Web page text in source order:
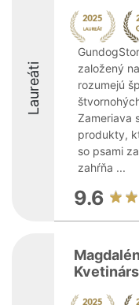
Laureáti
založený
rozumejú
Zameriava
produkty,
so psami
zahŕňa ...
9.6